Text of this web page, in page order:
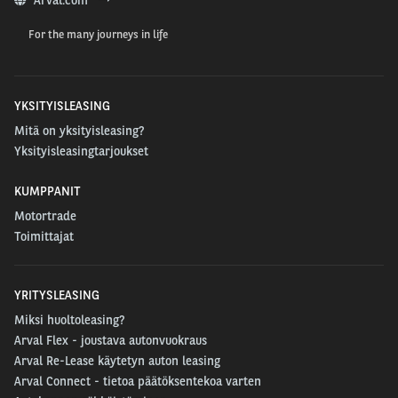
elinkaarensa ajan. Asetus on tärkeä askel kohti
Millaisia vaikutuksia
muutoksella on?
Jatkossa autovalmistajien on panostettava PHEV-
lupaavat realistisen sähköisen toimintamatkan.
Automallit, jotka ovat aiemmin perustuneet
optimistisiin oletuksiin sähköajon osuudesta, voivat
kohdata haasteita uuden menetelmän myötä.
For the many journeys in life
YKSITYISLEASING
Mitä on yksityisleasing?
Yksityisleasingtarjoukset
KUMPPANIT
Motortrade
Toimittajat
YRITYSLEASING
Miksi huoltoleasing?
Arval Flex - joustava autonvuokraus
Arval Re-Lease käytetyn auton leasing
Arval Connect - tietoa päätöksentekoa varten